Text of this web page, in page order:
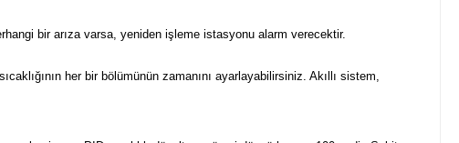
bir arıza varsa, yeniden işleme istasyonu alarm verecektir.
her bir bölümünün zamanını ayarlayabilirsiniz. Akıllı sistem,